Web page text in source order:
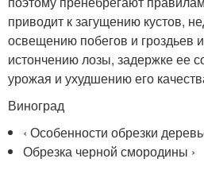
приводит к загущению кустов,
освещению побегов и гроздьев
истончению лозы, задержке ее
урожая и ухудшению его
Виноград
‹ Особенности обрезки
Обрезка черной смородины ›